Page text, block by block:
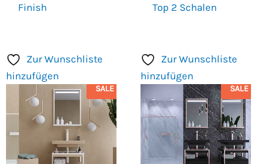
Finish
Top 2 Schalen
Zur Wunschliste
hinzufügen
SALE
Zur Wunschliste
hinzufügen
SALE